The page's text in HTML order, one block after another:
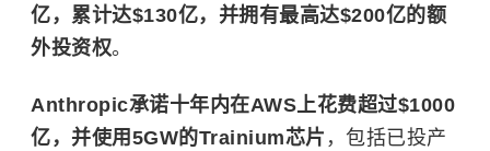
亿，累计达$130亿，并拥有最高达$200亿的额
外投资权。
Anthropic承诺十年内在AWS上花费超过$1000
亿，并使用5GW的Trainium芯片 ，包括已投产